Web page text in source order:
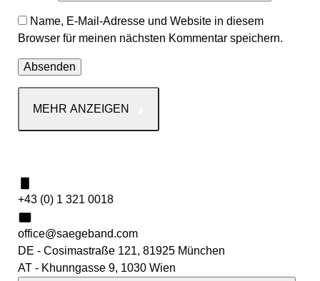
Name, E-Mail-Adresse und Website in diesem
Browser für meinen nächsten Kommentar speichern.
MEHR ANZEIGEN
+43 (0) 1 321 0018
office@saegeband.com
DE - Cosimastraße 121, 81925 München
AT - Khunngasse 9, 1030 Wien